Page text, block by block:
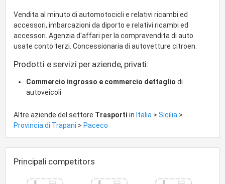
Vendita al minuto di automotocicli e relativi ricambi ed
accessori, imbarcazioni da diporto e relativi ricambi ed
accessori. Agenzia d'affari per la compravendita di auto
usate conto terzi. Concessionaria di autovetture citroen.
Prodotti e servizi per aziende, privati:
Commercio ingrosso e commercio dettaglio di
autoveicoli
Altre aziende del settore Trasporti in Italia > Sicilia >
Provincia di Trapani > Paceco
Principali competitors